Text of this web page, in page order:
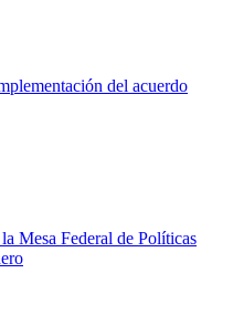
del acuerdo
Mesa Federal de Políticas